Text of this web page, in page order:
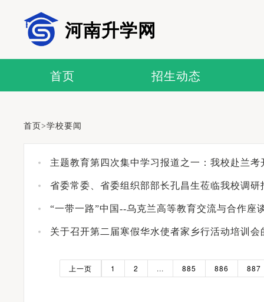
河南升学网
首页 招生动态
首页>学校要闻
主题教育第四次集中学习报道之一：我校赴兰
省委常委、省委组织部部长孔昌生莅临我校调研
“一带一路”中国--乌克兰高等教育交流与合作座
关于召开第二届寒假华水使者家乡行活动培训会
上一页 1 2 ... 885 886 887